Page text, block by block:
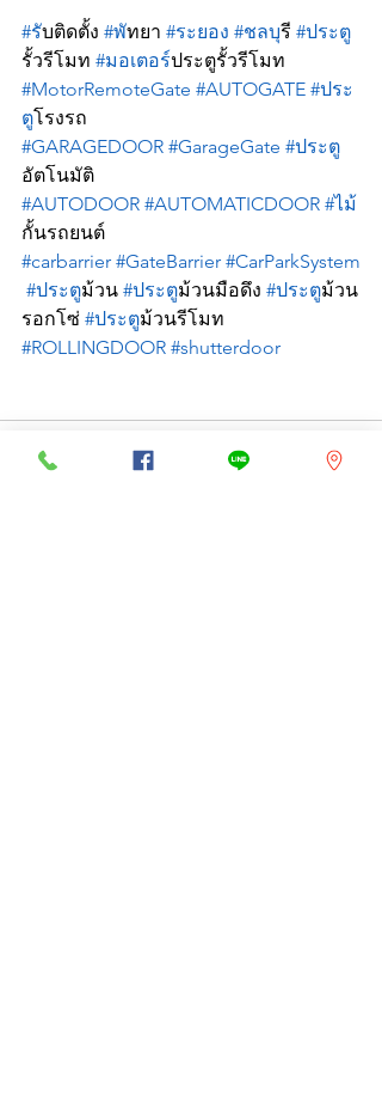
#รับติดตั้ง #พัทยา #ระยอง #ชลบุรี #ประต
รั้วรีโมท #มอเตอร์ประตูรั้วรีโมท
#MotorRemoteGate #AUTOGATE #ประ
ตูโรงรถ
#GARAGEDOOR #GarageGate #ประต
อัตโนมัติ
#AUTODOOR #AUTOMATICDOOR #ไม
กั้นรถยนต์
#carbarrier #GateBarrier #CarParkSystem
#ประตูม้วน #ประตูม้วนมือดึง #ประตูม้วน
รอกโซ่ #ประตูม้วนรีโมท
#ROLLINGDOOR #shutterdoor